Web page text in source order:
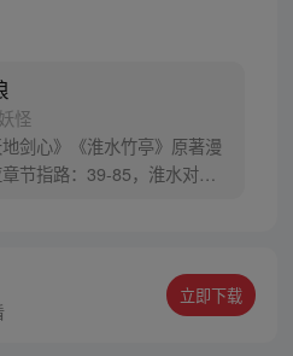
怪
地剑心》《淮水竹亭》原著漫
节指路：39-85，淮水对应
立即下载